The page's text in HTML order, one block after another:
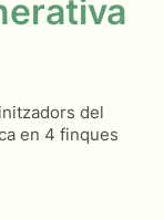
del
en 4 finques